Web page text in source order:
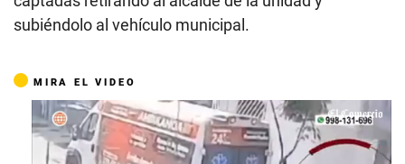
subiéndolo al vehículo municipal.
MIRA EL VIDEO